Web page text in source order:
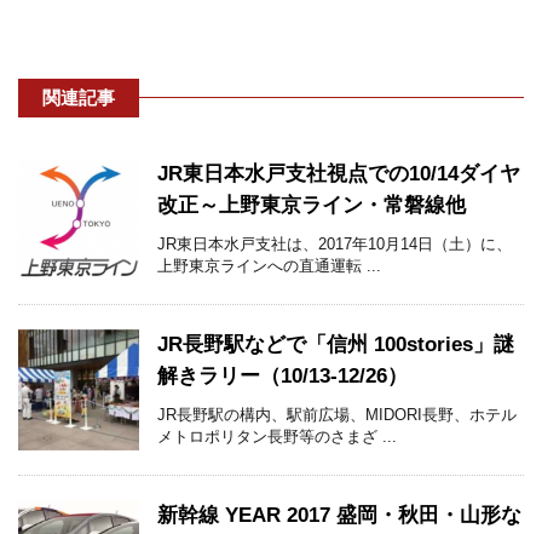
関連記事
JR東日本水戸支社視点での10/14ダイヤ
改正～上野東京ライン・常磐線他
JR東日本水戸支社は、2017年10月14日（土）に、
上野東京ラインへの直通運転 ...
JR長野駅などで「信州 100stories」謎
解きラリー（10/13-12/26）
JR長野駅の構内、駅前広場、MIDORI長野、ホテル
メトロポリタン長野等のさまざ ...
新幹線 YEAR 2017 盛岡・秋田・山形な